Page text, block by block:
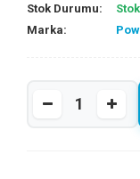
Stok Durumu:
Marka: